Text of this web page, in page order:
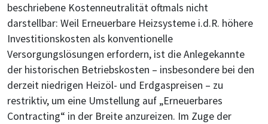
beschriebene Kostenneutralität oftmals nicht
darstellbar: Weil Erneuerbare Heizsysteme i.d.R. höhere
Investitionskosten als konventionelle
Versorgungslösungen erfordern, ist die Anlegekannte
der historischen Betriebskosten – insbesondere bei den
derzeit niedrigen Heizöl- und Erdgaspreisen – zu
restriktiv, um eine Umstellung auf „Erneuerbares
Contracting“ in der Breite anzureizen. Im Zuge der